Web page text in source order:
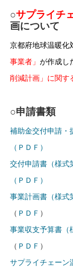
○サプライチ
画について
京都府地球温暖化
事業者」 が作成し
削減計画」に関す
○申請書類
補助金交付申請・
（ＰＤＦ）
交付申請書（様式
（ＰＤＦ）
事業計画書（様式
（ ＰＤＦ ）
事業収支予算書（
（ ＰＤＦ ）
サプライチェーン